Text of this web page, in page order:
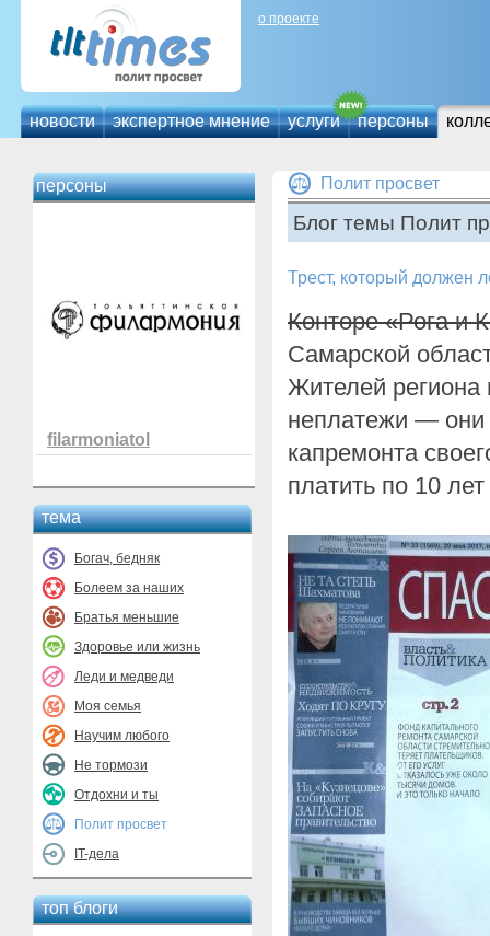
о проекте
новости экспертное мнение услуги персоны
персоны
filarmoniatol
тема
Богач, бедняк
Болеем за наших
Братья меньшие
Здоровье или жизнь
Леди и медведи
Моя семья
Научим любого
Не тормози
Отдохни и ты
Полит просвет
IT-дела
топ блоги
Полит просвет
Блог темы Полит
Трест, который должен
Конторе «Рога и
Самарской
Жителей региона
неплатежи — они
капремонта
платить по 10